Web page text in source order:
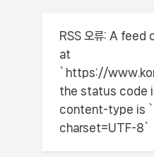
RSS 오류: A feed
at
`https://
the status code
content-type is
charset=UTF-8`